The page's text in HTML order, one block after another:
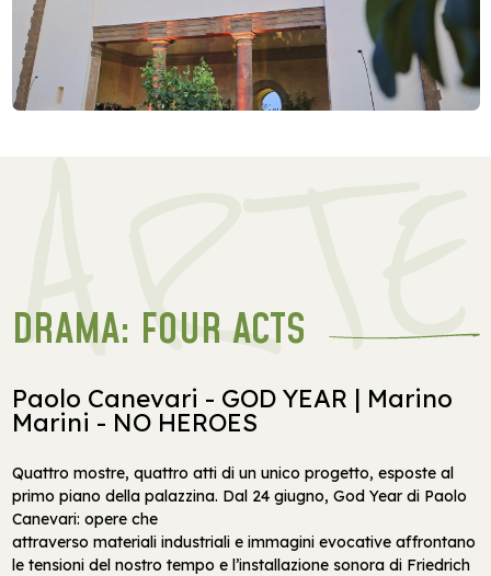
DRAMA: FOUR ACTS
Paolo Canevari - GOD YEAR | Marino
Marini - NO HEROES
Quattro mostre, quattro atti di un unico progetto, esposte al
primo piano della palazzina. Dal 24 giugno, God Year di Paolo
Canevari: opere che
attraverso materiali industriali e immagini evocative affrontano
le tensioni del nostro tempo e l’installazione sonora di Friedrich